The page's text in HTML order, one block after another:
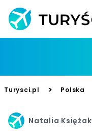
Turysci.pl > Polska
Natalia Księżak